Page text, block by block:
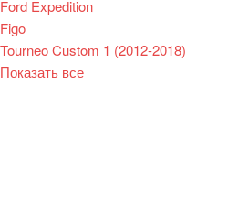
Ford Expedition
Figo
Tourneo Custom 1 (2012-2018)
Показать все